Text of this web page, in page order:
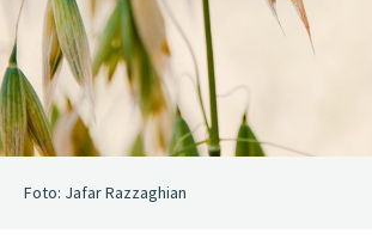
Foto: Jafar Razzaghian